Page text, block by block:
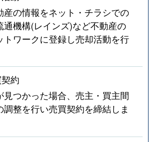
産の情報をネット・チラシでの
通機構(レインズ)など不動産の
トワークに登録し売却活動を行
約
見つかった場合、売主・買主間
調整を行い売買契約を締結しま